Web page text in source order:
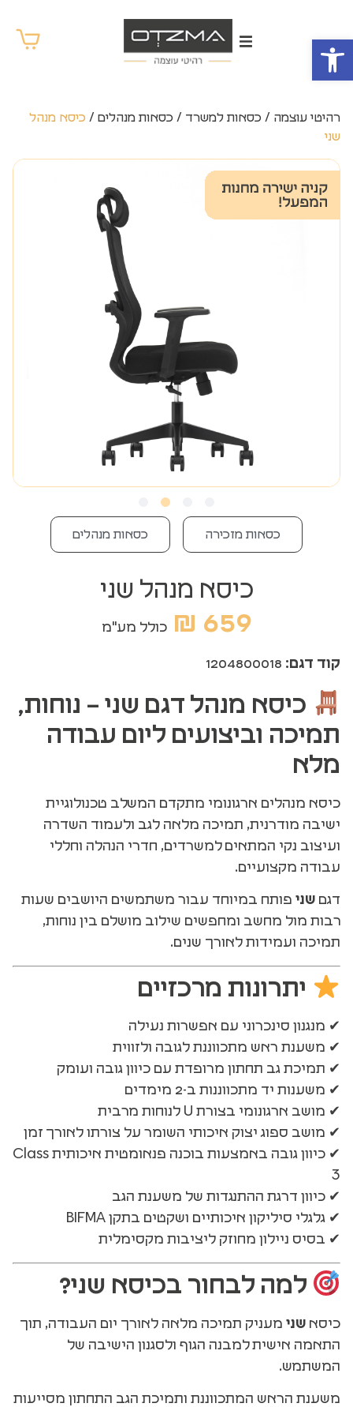
פתח סרגל נגישות
רהיטי עוצמה / כסאות למשרד / כסאות מנהלים / כיסא מנהל
שני
כסאות מזכירה כסאות מנהלים
כיסא מנהל שני
659
₪ כולל מע"מ
קוד דגם:
כיסא מנהל דגם שני – נוחות,
תמיכה וביצועים ליום עבודה
מלא
כיסא מנהלים ארגונומי מתקדם המשלב טכנולוגיית
ישיבה מודרנית, תמיכה מלאה לגב ולעמוד השדרה
ועיצוב נקי המתאים למשרדים, חדרי הנהלה וחללי
עבודה מקצועיים.
דגם שני פותח במיוחד עבור משתמשים היושבים שעות
רבות מול מחשב ומחפשים שילוב מושלם בין נוחות,
תמיכה ועמידות לאורך שנים.
יתרונות מרכזיים
✔ מנגנון סינכרוני עם אפשרות נעילה
✔ משענת ראש מתכווננת לגובה ולזווית
✔ תמיכת גב תחתון מרופדת עם כיוון גובה ועומק
✔ משענות יד מתכווננות ב-2 מימדים
✔ מושב ארגונומי בצורת U לנוחות מרבית
✔ מושב ספוג יצוק איכותי השומר על צורתו לאורך זמן
✔ כיוון גובה באמצעות בוכנה פנאומטית איכותית Class
3
✔ כיוון דרגת ההתנגדות של משענת הגב
✔ גלגלי סיליקון איכותיים ושקטים בתקן BIFMA
✔ בסיס ניילון מחוזק ליציבות מקסימלית
למה לבחור בכיסא שני?
כיסא שני מעניק תמיכה מלאה לאורך יום העבודה, תוך
התאמה אישית למבנה הגוף ולסגנון הישיבה של
המשתמש.
משענת הראש המתכווננת ותמיכת הגב התחתון מסייעות